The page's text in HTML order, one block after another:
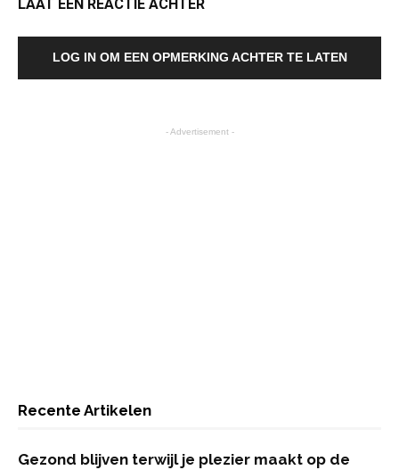
LAAT EEN REACTIE ACHTER
LOG IN OM EEN OPMERKING ACHTER TE LATEN
- Advertisement -
Recente Artikelen
Gezond blijven terwijl je plezier maakt op de